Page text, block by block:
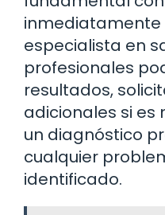
inmediatamente
especialista en
profesionales
resultados,
adicionales si es
un diagnóstico
cualquier
identificado.